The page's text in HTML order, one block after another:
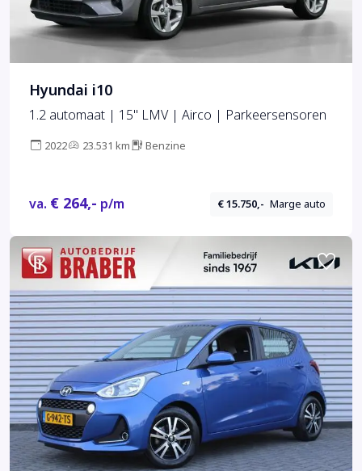
Hyundai i10
1.2 automaat | 15" LMV | Airco | Parkeersensoren
2022 23.531 km Benzine
va. € 264,- p/m € 15.750,- Marge auto